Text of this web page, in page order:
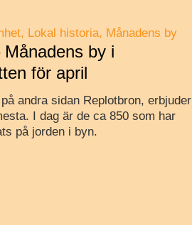
Lokal historia Månadens by
Månadens by i
för april
andra sidan Replotbron, erbjuder
I dag är de ca 850 som har
på jorden i byn.